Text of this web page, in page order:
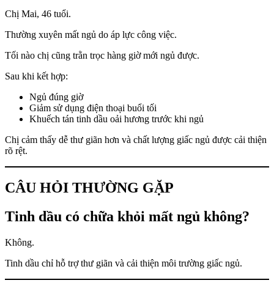
Chị Mai, 46 tuổi.
Thường xuyên mất ngủ do áp lực công việc.
Tối nào chị cũng trằn trọc hàng giờ mới ngủ được.
Sau khi kết hợp:
Ngủ đúng giờ
Giảm sử dụng điện thoại buổi tối
Khuếch tán tinh dầu oải hương trước khi ngủ
Chị cảm thấy dễ thư giãn hơn và chất lượng giấc ngủ được cải thiện
rõ rệt.
CÂU HỎI THƯỜNG GẶP
Tinh dầu có chữa khỏi mất ngủ không?
Không.
Tinh dầu chỉ hỗ trợ thư giãn và cải thiện môi trường giấc ngủ.